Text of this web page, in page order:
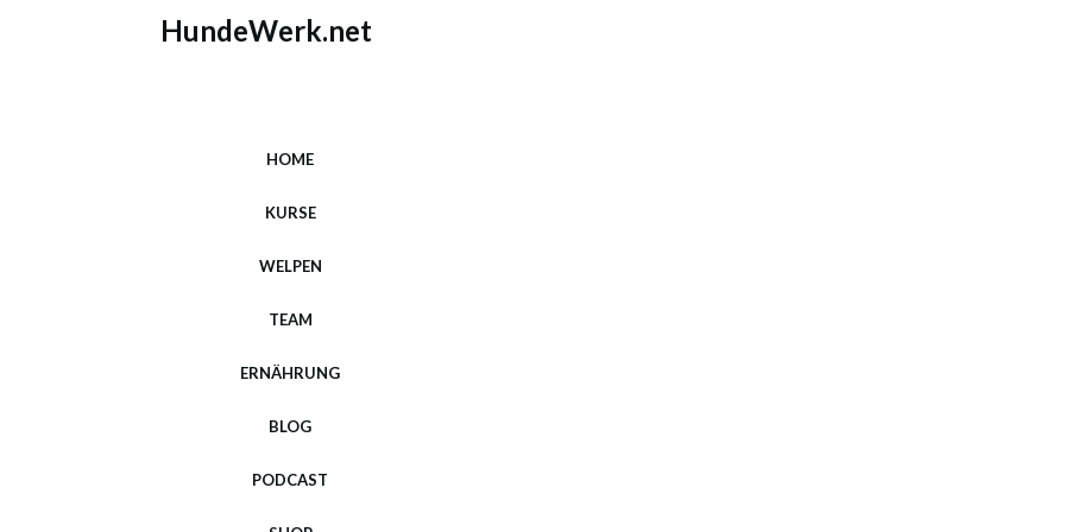
HundeWerk.net
HOME
KURSE
WELPEN
TEAM
ERNÄHRUNG
BLOG
PODCAST